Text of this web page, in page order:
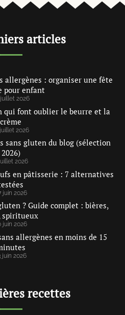
articles
allergènes : organiser une fête
pour enfant
2026
qui font oublier le beurre et la
crème
2026
sans gluten du blog (sélection
2026)
2026
en pâtisserie : 7 alternatives
juin 2026
? Guide complet : bières,
spiritueux
juin 2026
allergènes en moins de 15
juin 2026
recettes